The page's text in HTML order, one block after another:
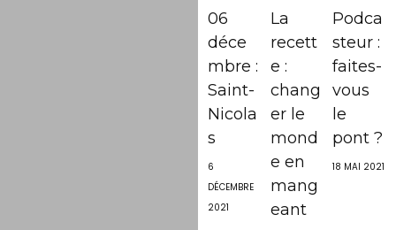
06
déce
mbre :
Saint-
Nicola
s
6
DÉCEMBRE
2021
La
recett
e :
chang
er le
mond
e en
mang
eant
Podca
steur :
faites-
vous
le
pont ?
18 MAI 2021